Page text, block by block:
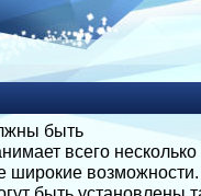
быть
всего несколько
широкие возможности.